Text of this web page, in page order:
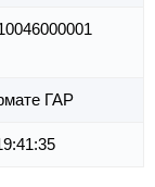
ГАР